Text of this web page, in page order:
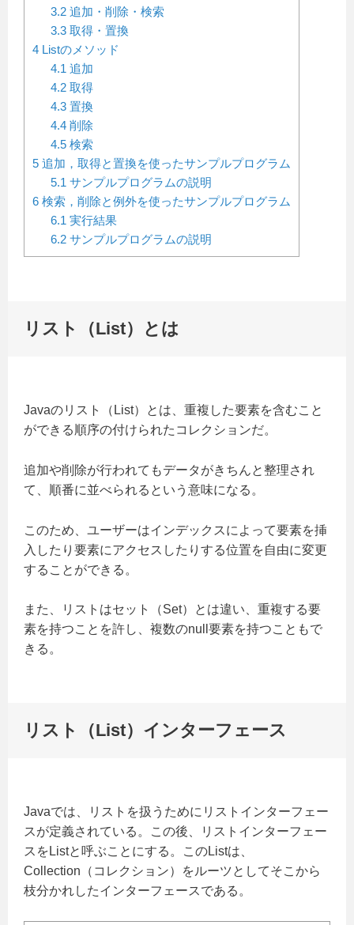
3.2追加・削除・検索
3.3取得・置換
4 Listのメソッド
4.1 追加
4.2取得
4.3置換
4.4削除
4.5検索
5 追加，取得と置換を使ったサンプルプログラム
5.1 サンプルプログラムの説明
6 検索，削除と例外を使ったサンプルプログラム
6.1 実行結果
6.2サンプルプログラムの説明
リスト（List）とは
Javaのリスト（List）とは、重複した要素を含むこと
ができる順序の付けられたコレクションだ。
追加や削除が行われてもデータがきちんと整理され
て、順番に並べられるという意味になる。
このため、ユーザーはインデックスによって要素を挿
入したり要素にアクセスしたりする位置を自由に変更
することができる。
また、リストはセット（Set）とは違い、重複する要
素を持つことを許し、複数のnull要素を持つこともで
きる。
リスト（List）インターフェース
Javaでは、リストを扱うためにリストインターフェー
スが定義されている。この後、リストインターフェー
スをListと呼ぶことにする。このListは、
Collection（コレクション）をルーツとしてそこから
枝分かれしたインターフェースである。